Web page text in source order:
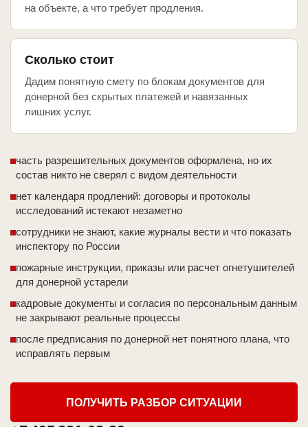
на объекте, а что требует продления.
Сколько стоит
Дадим понятную смету по блокам документов для
донерной без скрытых платежей и навязанных
лишних услуг.
часть разрешительных документов оформлена, но их
состав никто не сверял с видом деятельности
нет календаря продлений: договоры и протоколы
исследований истекают незаметно
сотрудники не знают, какие журналы вести и что показать
инспектору по России
пожарные инструкции, приказы или расчет огнетушителей
для донерной устарели
кадровые документы и согласия по персональным данным
не закрывают реальные процессы
после предписания по донерной нет понятного плана, что
исправлять первым
ПОЛУЧИТЬ РАЗБОР СИТУАЦИИ